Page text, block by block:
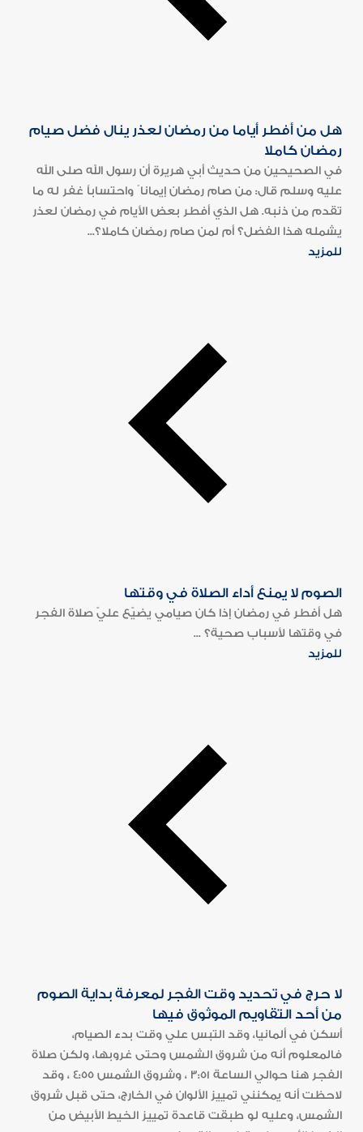
هل من أفطر أياما من رمضان لعذر ينال فضل صيام
رمضان كاملا
في الصحيحين من حديث أبي هريرة أن رسول الله صلى الله
عليه وسلم قال: من صام رمضان إيمانا ً واحتساباً غفر له ما
تقدم من ذنبه. هل الذي أفطر بعض الأيام في رمضان لعذر
يشمله هذا الفضل؟ أم لمن صام رمضان كاملا؟...
للمزيد
الصوم لا يمنع أداء الصلاة في وقتها
هل أفطر في رمضان إذا كان صيامي يضيّع عليّ صلاة الفجر
في وقتها لأسباب صحية؟ ...
للمزيد
لا حرج في تحديد وقت الفجر لمعرفة بداية الصوم
من أحد التقاويم الموثوق فيها
أسكن في ألمانيا، وقد التبس علي وقت بدء الصيام،
فالمعلوم أنه من شروق الشمس وحتى غروبها، ولكن صلاة
الفجر هنا حوالي الساعة 3:51 ، وشروق الشمس 4:55 ، وقد
لاحظت أنه يمكنني تمييز الألوان في الخارج، حتى قبل شروق
الشمس، وعليه لو طبقت قاعدة تمييز الخيط الأبيض من